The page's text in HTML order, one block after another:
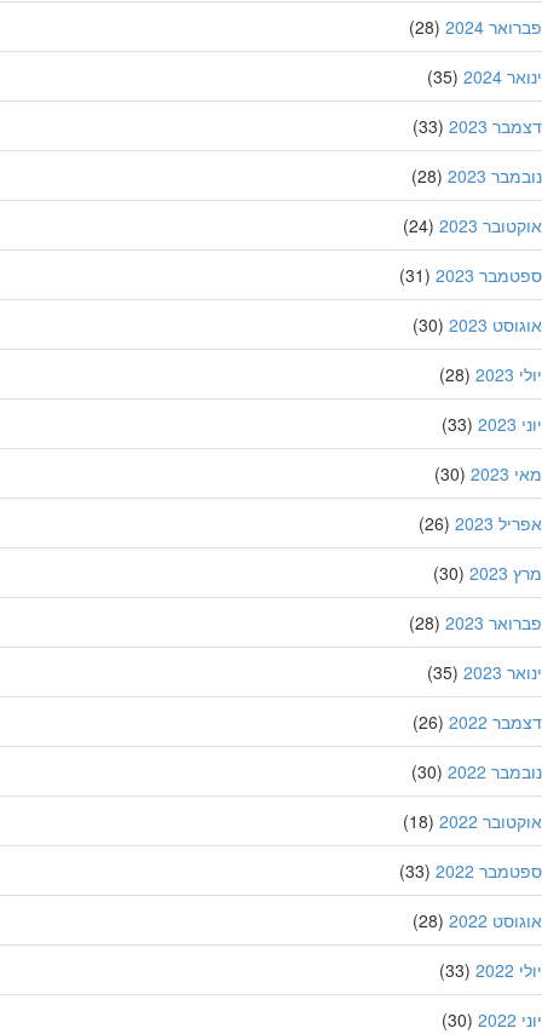
2024
(28)
2024
(35)
2023
(33)
2023
(28)
2023
(24)
2023
(31)
2023
(30)
(28)
(33)
(30)
2023
(26)
(30)
2023
(28)
2023
(35)
2022
(26)
2022
(30)
2022
(18)
2022
(33)
2022
(28)
(33)
(30)